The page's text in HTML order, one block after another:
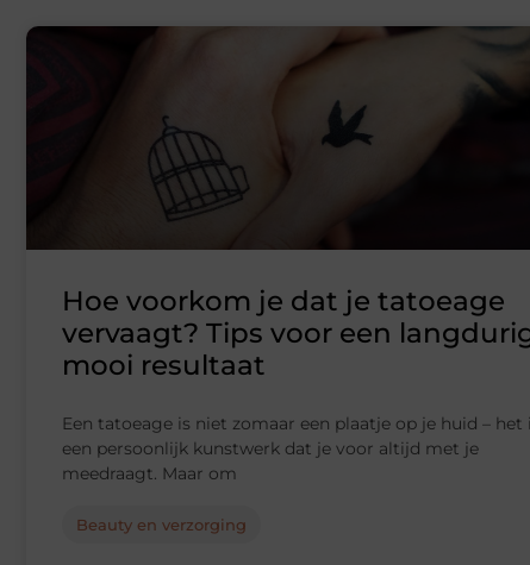
Hoe voorkom je dat je tatoeage
vervaagt? Tips voor een
mooi resultaat
Een tatoeage is niet zomaar een plaatje op je huid – het
een persoonlijk kunstwerk dat je voor altijd met je
meedraagt. Maar om
Beauty en verzorging